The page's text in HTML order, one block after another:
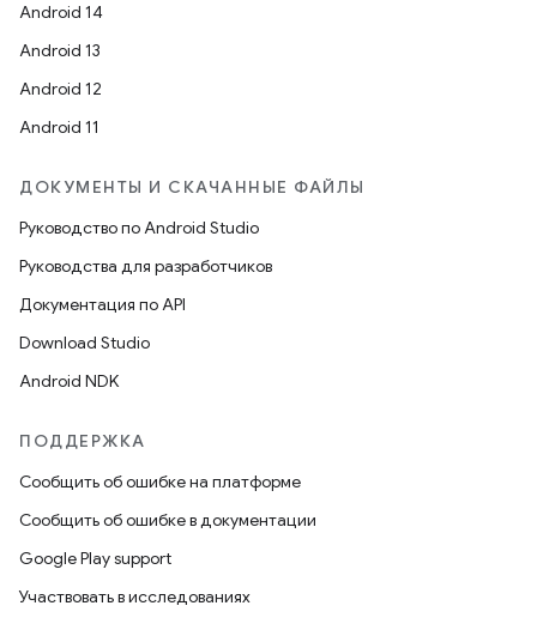
Android 14
Android 13
Android 12
Android 11
ДОКУМЕНТЫ И СКАЧАННЫЕ ФАЙЛЫ
Руководство по Android Studio
Руководства для разработчиков
Документация по API
Download Studio
Android NDK
ПОДДЕРЖКА
Сообщить об ошибке на платформе
Сообщить об ошибке в документации
Google Play support
Участвовать в исследованиях